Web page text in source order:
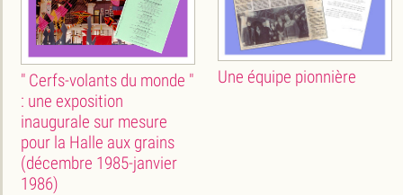
" Cerfs-volants du monde "
: une exposition
inaugurale sur mesure
pour la Halle aux grains
(décembre 1985-janvier
1986)
Une équipe pionnière